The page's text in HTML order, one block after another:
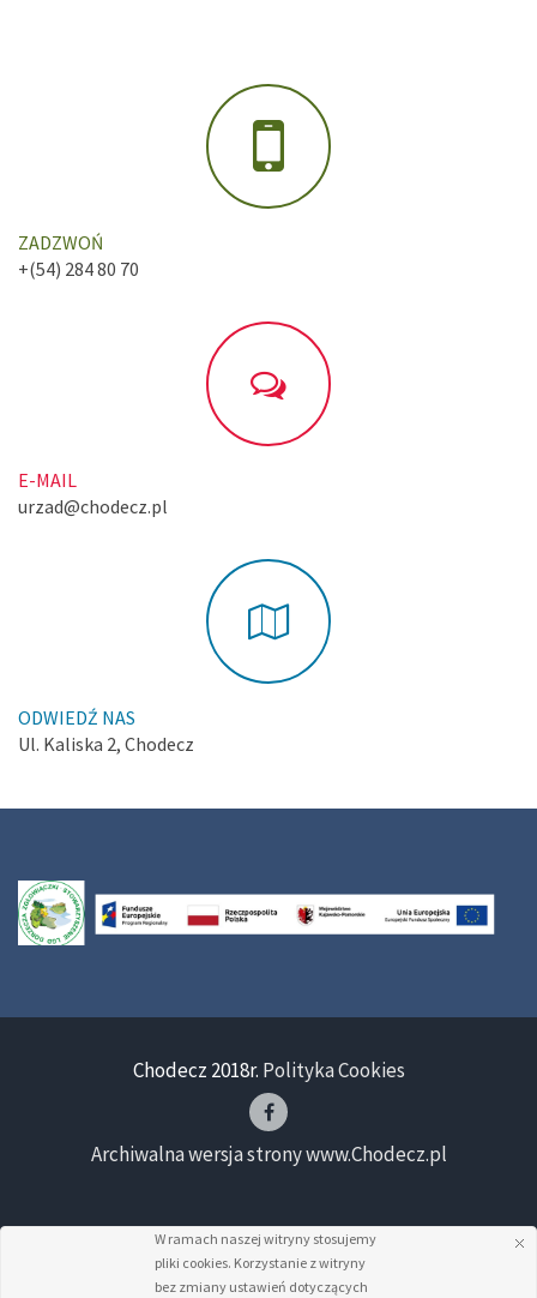
ZADZWOŃ
+(54) 284 80 70
E-MAIL
urzad@chodecz.pl
ODWIEDŹ NAS
Ul. Kaliska 2, Chodecz
Chodecz 2018r. Polityka Cookies
Archiwalna wersja strony www.Chodecz.pl
W ramach naszej witryny stosujemy
pliki cookies. Korzystanie z witryny
bez zmiany ustawień dotyczących